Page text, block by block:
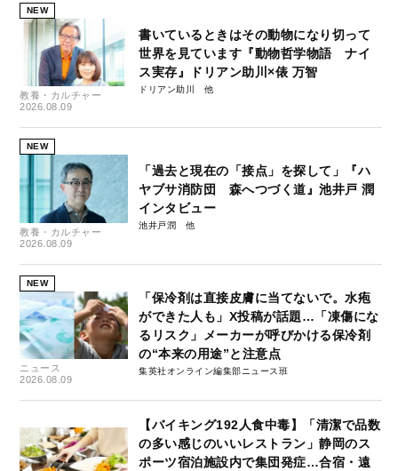
NEW
教養・カルチャー
2026.08.09
書いているときはその動物になり切って
世界を見ています『動物哲学物語 ナイ
ス実存』ドリアン助川×俵 万智
ドリアン助川
NEW
教養・カルチャー
2026.08.09
「過去と現在の「接点」を探して」『ハ
ヤブサ消防団 森へつづく道』池井戸 潤
インタビュー
池井戸潤
NEW
ニュース
2026.08.09
「保冷剤は直接皮膚に当てないで。水疱
ができた人も」X投稿が話題…「凍傷にな
るリスク」メーカーが呼びかける保冷剤
の“本来の用途”と注意点
集英社オンライン編集部ニュース班
【バイキング192人食中毒】「清潔で品数
の多い感じのいいレストラン」静岡のス
ポーツ宿泊施設内で集団発症…合宿・遠